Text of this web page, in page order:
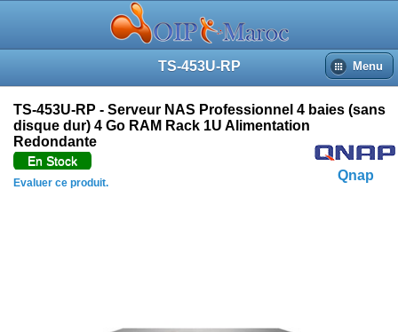
TS-453U-RP Menu
Qnap
TS-453U-RP - Serveur NAS Professionnel 4 baies (sans
disque dur) 4 Go RAM Rack 1U Alimentation
Redondante
En Stock
Evaluer ce produit.